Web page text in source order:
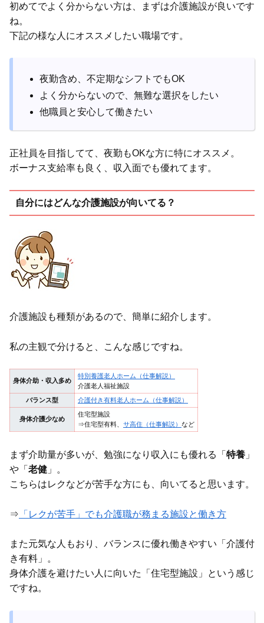
初めてでよく分からない方は、まずは介護施設が良いです
ね。
下記の様な人にオススメしたい職場です。
夜勤含め、不定期なシフトでもOK
よく分からないので、無難な選択をしたい
他職員と安心して働きたい
正社員を目指してて、夜勤もOKな方に特にオススメ。
ボーナス支給率も良く、収入面でも優れてます。
自分にはどんな介護施設が向いてる？
介護施設も種類があるので、簡単に紹介します。
私の主観で分けると、こんな感じですね。
身体介助・収入多め
特別養護老人ホーム（仕事解説）
介護老人福祉施設
バランス型
介護付き有料老人ホーム（仕事解説）
身体介護少なめ
住宅型施設
⇒住宅型有料、 サ高住（仕事解説） など
まず介助量が多いが、勉強になり収入にも優れる「 特養 」
や「 老健 」。
こちらはレクなどが苦手な方にも、向いてると思います。
⇒ 「レクが苦手」でも介護職が務まる施設と働き方
また元気な人もおり、バランスに優れ働きやすい「介護付
き有料」。
身体介護を避けたい人に向いた「住宅型施設」という感じ
ですね。